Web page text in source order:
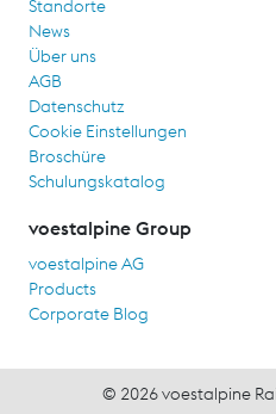
Standorte
News
Über uns
AGB
Datenschutz
Cookie Einstellungen
Broschüre
Schulungskatalog
voestalpine Group
voestalpine AG
Products
Corporate Blog
© 2026 voestalpine